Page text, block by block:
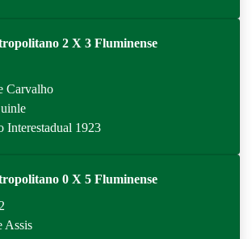
2 X 3 Fluminense
Carvalho
Interestadual 1923
0 X 5 Fluminense
Assis